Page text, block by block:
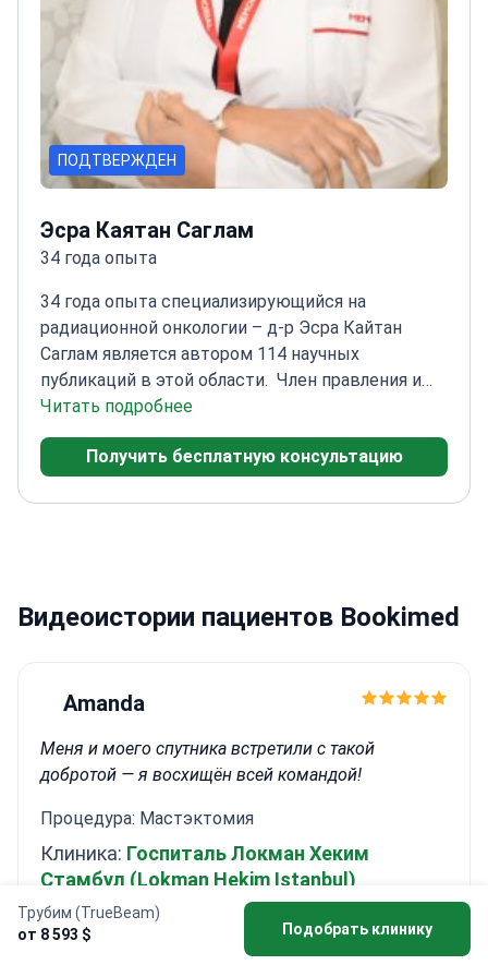
Трубим (TrueBeam)
от 8 593 $
Подобрать клинику
ПОДТВЕРЖДЕН
Эсра Каятан Саглам
34 года опыта
34 года опыта специализирующийся на
радиационной онкологии – д-р Эсра Кайтан
Саглам является автором 114 научных
публикаций в этой области. Член правления и
главный редактор Турецкого онкологического
обществаВице-президент Турецкого
онкологического обществаЧлен Европейского
онкологииПрошла обучение на медицинском
Читать подробнее
Получить бесплатную консультацию
Видеоистории пациентов Bookimed
Amanda
Меня и моего спутника встретили с такой
добротой — я восхищён всей командой!
Процедура: Мастэктомия
Клиника: Госпиталь Локман Хеким
Стамбул (Lokman Hekim Istanbul)